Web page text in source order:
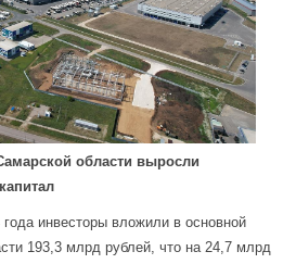
области выросли
инвесторы вложили в основной
193,3 млрд рублей, что на 24,7 млрд